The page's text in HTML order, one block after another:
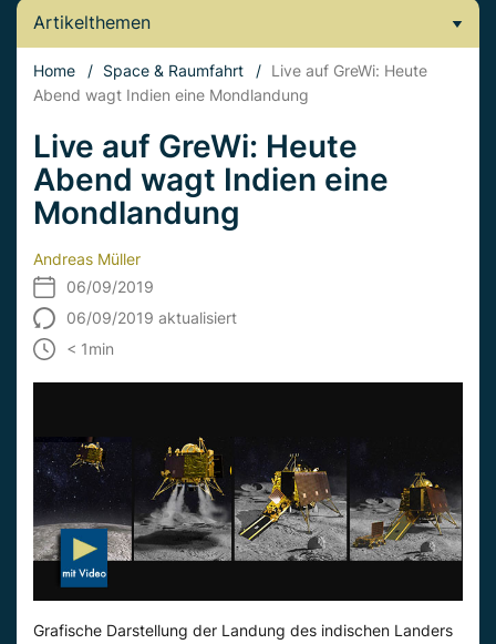
Artikelthemen
Home / Space & Raumfahrt / Live auf GreWi: Heute
Abend wagt Indien eine Mondlandung
Live auf GreWi: Heute
Abend wagt Indien eine
Mondlandung
Andreas Müller
06/09/2019
06/09/2019 aktualisiert
< 1min
Grafische Darstellung der Landung des indischen Landers